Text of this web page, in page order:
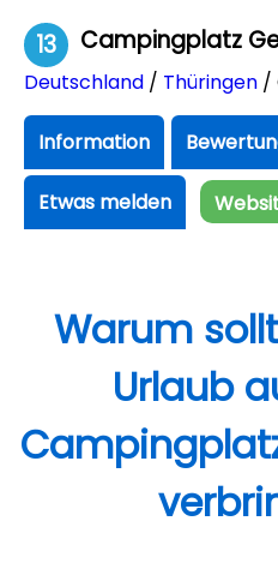
13 Campingplatz
Deutschland / Thüringen /
Information
Etwas melden
Warum
Urlaub